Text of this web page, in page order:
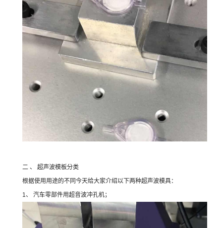
二 、 超声波模板分类
根据使用用途的不同今天给大家介绍以下两种超声波模具：
1、 汽车零部件用超音波冲孔机；